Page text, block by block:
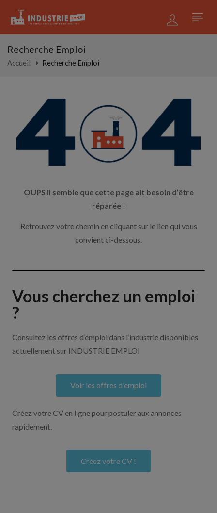
Recherche Emploi
Accueil Recherche Emploi
OUPS il semble que cette page ait besoin d’être
réparée !
Retrouvez votre chemin en cliquant sur le lien qui vous
convient ci-dessous.
Vous cherchez un emploi
?
Consultez les offres d’emploi dans l’industrie disponibles
actuellement sur INDUSTRIE EMPLOI
Voir les offres d'emploi
Créez votre CV en ligne pour postuler aux annonces
rapidement.
Créez votre CV !